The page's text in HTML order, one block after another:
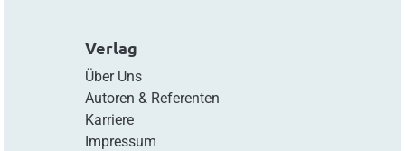
Verlag
Über Uns
Autoren & Referenten
Karriere
Impressum